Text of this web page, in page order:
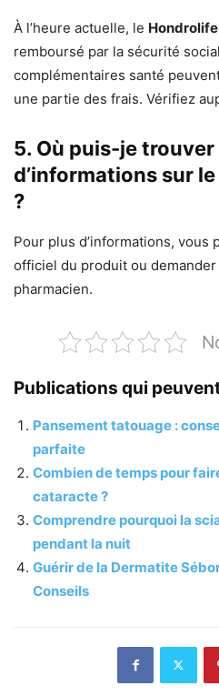
À l’heure actuelle, le
remboursé par la sécurité
complémentaires santé
une partie des frais. Vérifiez
5. Où puis-je
d’informations sur
?
Pour plus d’informations, vous
officiel du produit ou
pharmacien.
Publications qui
Pansement tatouage :
parfaite
Combien de temps pour
cataracte ?
Comprendre pourquoi la
pendant la nuit
Guérir de la Dermatite
Conseils